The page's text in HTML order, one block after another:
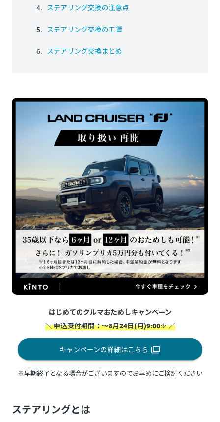
ステアリング交換の注意点
ステアリング交換の工賃
ステアリング交換まとめ
はじめてのクルマおためしキャンペーン
＼ 申込受付期間：～8月24日(月)9:00※ ／
キャンペーンの詳細はこちら
※早期終了となる場合がございますのでお早めにご検討ください
ステアリングとは